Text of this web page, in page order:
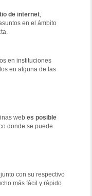
de internet,
en el ámbito
en instituciones
en alguna de las
web es posible
donde se puede
con su respectivo
más fácil y rápido